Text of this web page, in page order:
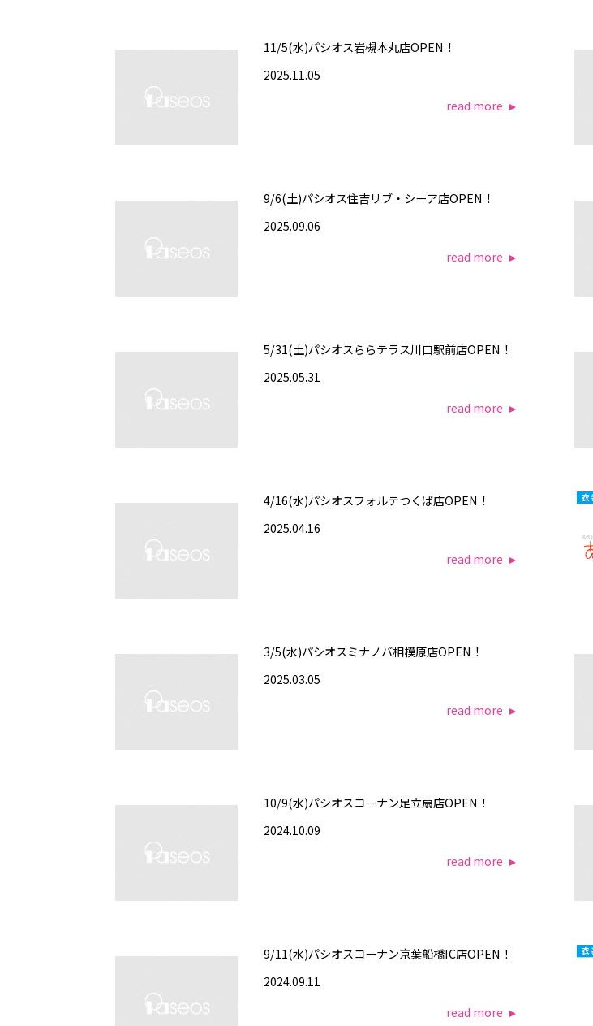
11/5(水)パシオス岩槻本丸店OPEN！
2025.11.05
read more
9/6(土)パシオス住吉リブ・シーア店OPEN！
2025.09.06
read more
5/31(土)パシオスららテラス川口駅前店OPEN！
2025.05.31
read more
4/16(水)パシオスフォルテつくば店OPEN！
2025.04.16
read more
3/5(水)パシオスミナノバ相模原店OPEN！
2025.03.05
read more
10/9(水)パシオスコーナン足立扇店OPEN！
2024.10.09
read more
9/11(水)パシオスコーナン京葉船橋IC店OPEN！
2024.09.11
read more